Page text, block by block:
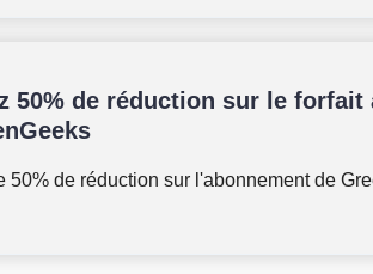
50% de réduction sur le forfait
50% de réduction sur l'abonnement de